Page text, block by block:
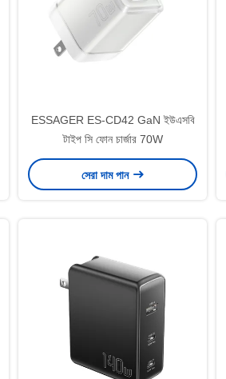
ESSAGER ES-CD42 GaN ইউএসবি
টাইপ সি ফোন চার্জার 70W
সেরা দাম পান